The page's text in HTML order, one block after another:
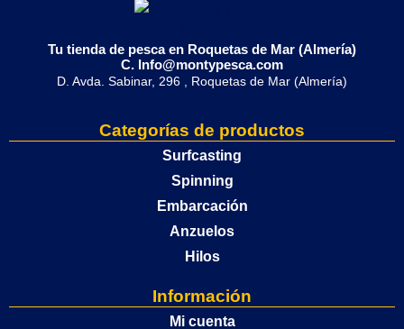
Tu tienda de pesca en Roquetas de Mar (Almería)
C. Info@montypesca.com
D. Avda. Sabinar, 296 , Roquetas de Mar (Almería)
Categorías de productos
Surfcasting
Spinning
Embarcación
Anzuelos
Hilos
Información
Mi cuenta